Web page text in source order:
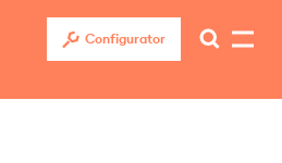
Configurator